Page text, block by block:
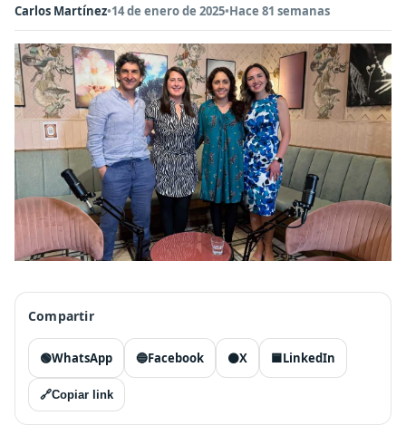
Carlos Martínez•14 de enero de 2025•Hace 81 semanas
Compartir
🟢WhatsApp 🔵Facebook ⚫X 🟦LinkedIn
🔗Copiar link